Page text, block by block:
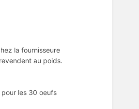
la fournisseure
au poids.
les 30 oeufs